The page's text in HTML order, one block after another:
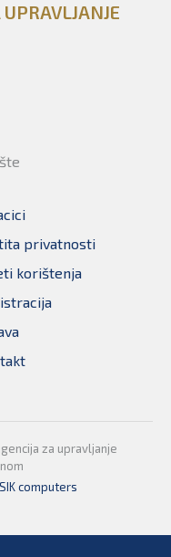
privatnosti
korištenja
za upravljanje
SIK computers